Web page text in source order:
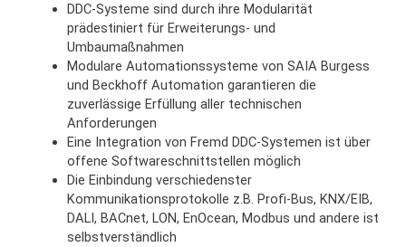
DDC-Systeme sind durch ihre Modularität
prädestiniert für Erweiterungs- und
Umbaumaßnahmen
Modulare Automationssysteme von SAIA Burgess
und Beckhoff Automation garantieren die
zuverlässige Erfüllung aller technischen
Anforderungen
Eine Integration von Fremd DDC-Systemen ist über
offene Softwareschnittstellen möglich
Die Einbindung verschiedenster
Kommunikationsprotokolle z.B. Profi-Bus, KNX/EIB,
DALI, BACnet, LON, EnOcean, Modbus und andere ist
selbstverständlich